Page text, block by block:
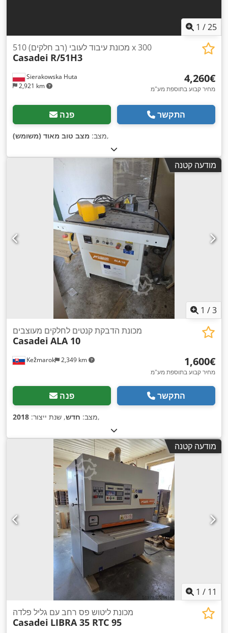
1 /25
Sierakowska Huta
2,921 km
מכונת עיבוד לעובי (רב חלקים) 510 x 300
Casadei R/51H3
‏4,260 ‏€
מחיר קבוע בתוספת מע"מ
פנה התקשר
מצב: מצב טוב מאוד (משומש) ,
מודעה קטנה
1 /3
Kežmarok 2,349 km
מכונת הדבקת קנטים לחלקים מעוצבים
Casadei ALA 10
‏1,600 ‏€
מחיר קבוע בתוספת מע"מ
פנה התקשר
מצב: חדש, שנת ייצור: 2018 ,
מודעה קטנה
1 / 11
מכונת ליטוש פס רחב עם גליל פלדה
Casadei LIBRA 35 RTC 95